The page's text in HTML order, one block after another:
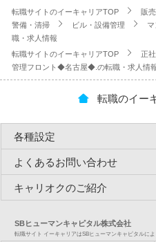
転職サイトのイーキャリアTOP 販
警備・清掃
ビル・設備管理
職・求人情報
転職サイトのイーキャリアTOP
正
管理フロント◆名古屋◆.の転職・求人情
転職のイー
各種設定
よくあるお問い合わせ
キャリオクのご紹介
SBヒューマンキャピタル株式会社
転職サイト イーキャリアはSBヒューマンキャピタルによ